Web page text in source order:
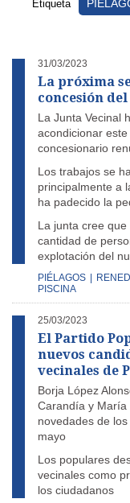
Etiqueta
31/03/2023
La próxima
concesión
La Junta Vecinal
acondicionar
concesionario
Los trabajos se
principalmente a
ha padecido la
La junta cree
cantidad de
explotación del
PIÉLAGOS
PISCINA
25/03/2023
El Partido
nuevos
vecinales de
Borja López
Carandía y María
novedades de
mayo
Los populares
vecinales como
los ciudadanos